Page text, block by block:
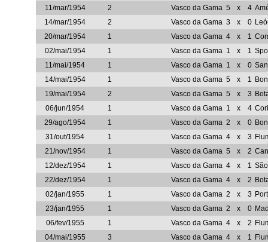
11/mar/1954
2 Vasco da Gama 5 x 4
14/mar/1954
2 Vasco da Gama 3 x 0
20/mar/1954
1 Vasco da Gama 4 x 1
02/mai/1954
1 Vasco da Gama 1 x 1
11/mai/1954
1 Vasco da Gama 1 x 0
14/mai/1954
1 Vasco da Gama 5 x 1
19/mai/1954
2 Vasco da Gama 5 x 3
06/jun/1954
1 Vasco da Gama 1 x 4
29/ago/1954
1 Vasco da Gama 2 x 0
31/out/1954
1 Vasco da Gama 4 x 3
21/nov/1954
1 Vasco da Gama 5 x 2
12/dez/1954
1 Vasco da Gama 4 x 1
22/dez/1954
1 Vasco da Gama 4 x 2
02/jan/1955
1 Vasco da Gama 2 x 3
23/jan/1955
1 Vasco da Gama 2 x 0
06/fev/1955
1 Vasco da Gama 4 x 2
04/mai/1955
3 Vasco da Gama 4 x 1